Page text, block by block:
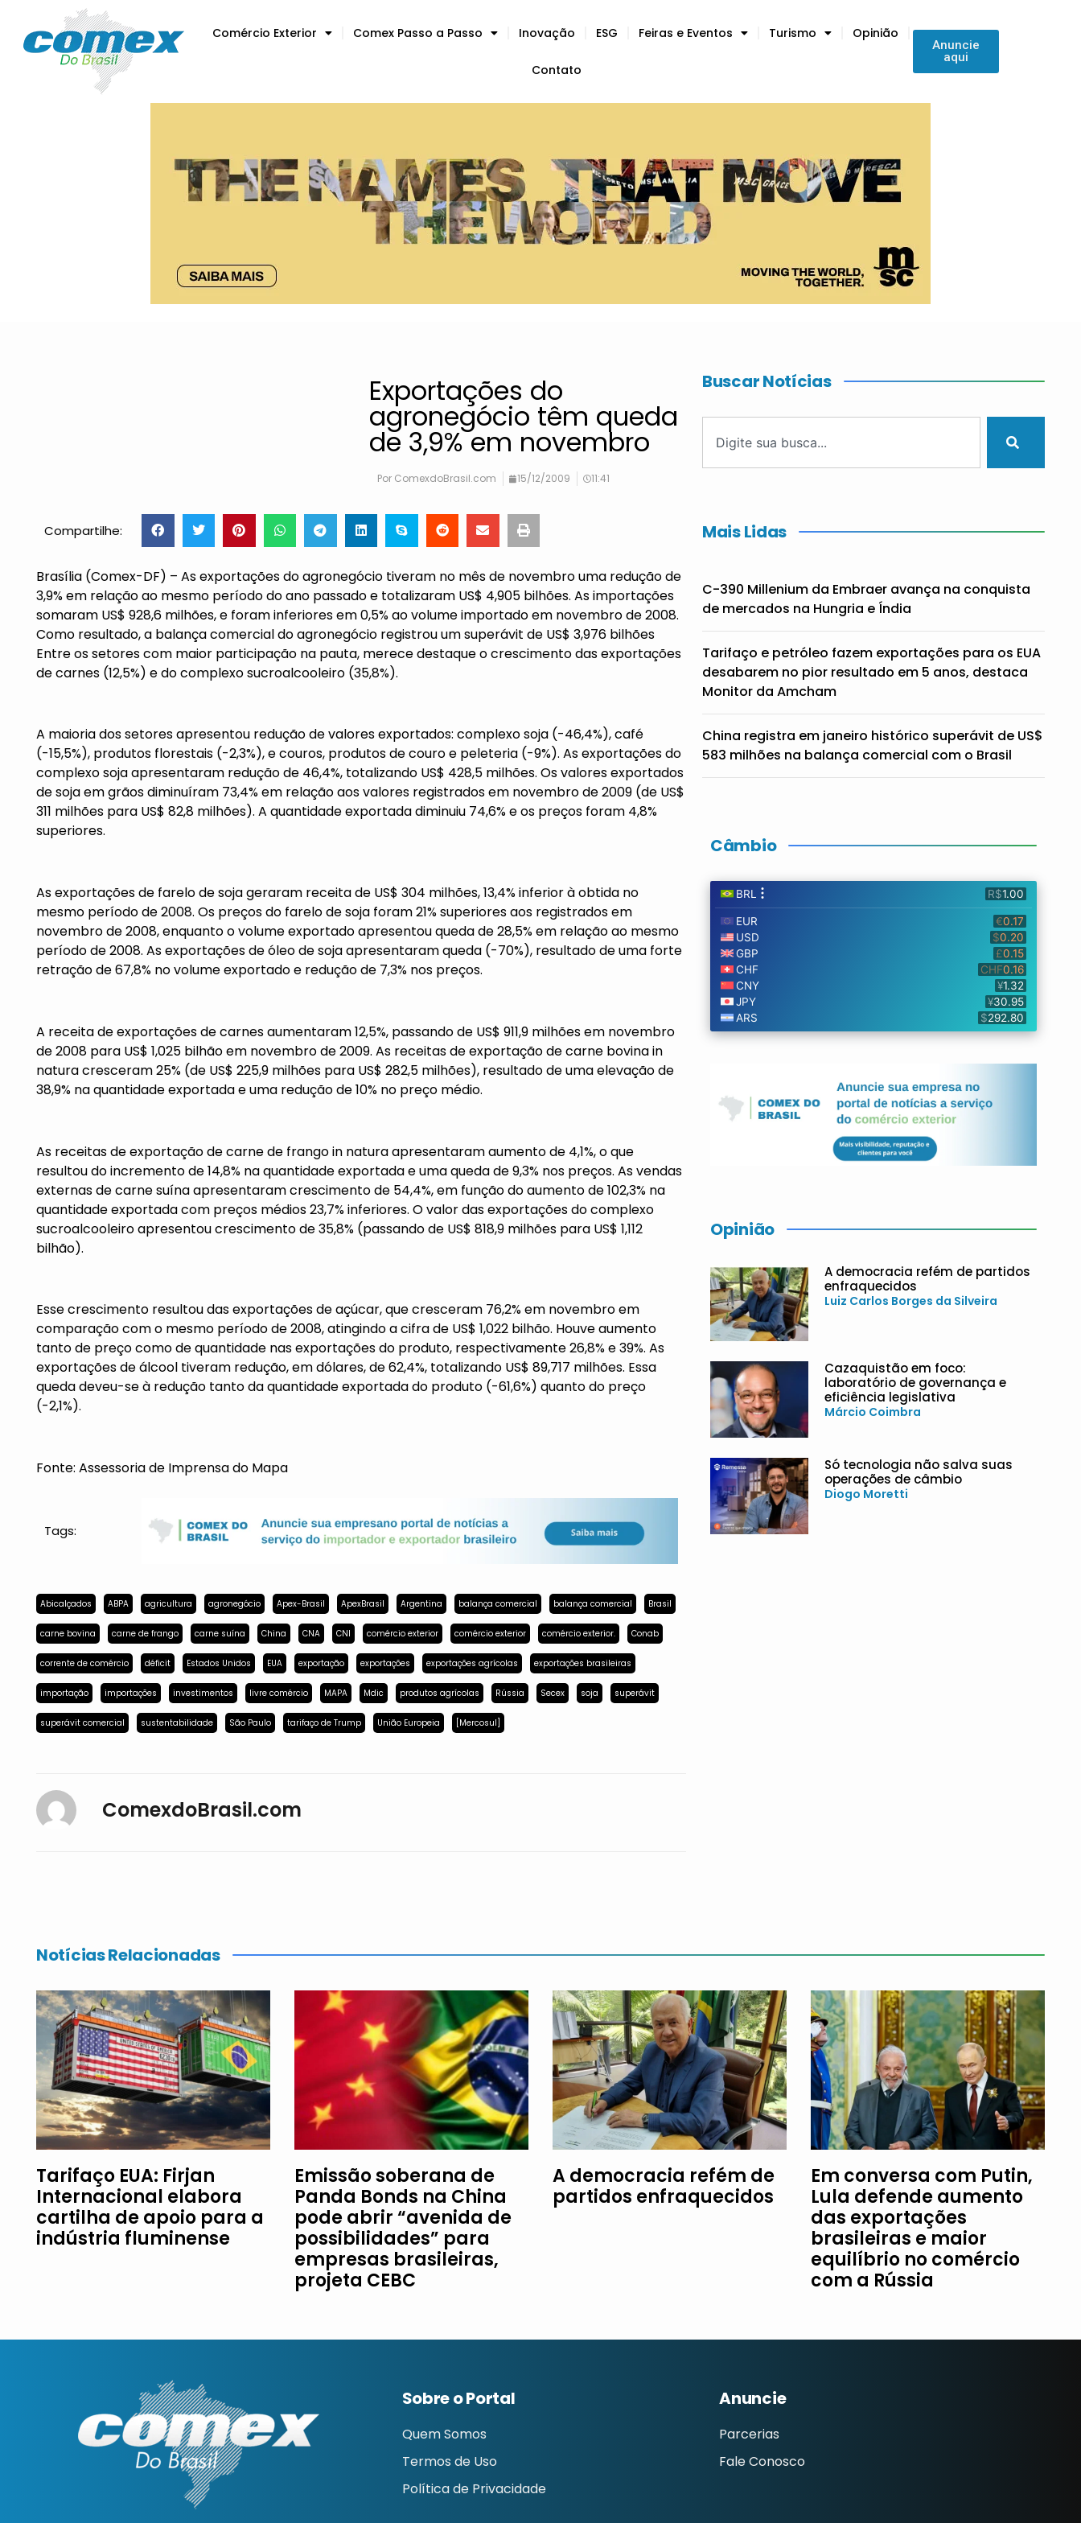
Comércio Exterior Comex Passo a Passo Inovação ESG Feiras e Eventos Turismo Opinião
Contato
Anuncie
aqui
Exportações do
agronegócio têm queda
de 3,9% em novembro
Por ComexdoBrasil.com 15/12/2009 11:41
Compartilhe:
Brasília (Comex-DF) – As exportações do agronegócio tiveram no mês de novembro uma redução de
3,9% em relação ao mesmo período do ano passado e totalizaram US$ 4,905 bilhões. As importações
somaram US$ 928,6 milhões, e foram inferiores em 0,5% ao volume importado em novembro de 2008.
Como resultado, a balança comercial do agronegócio registrou um superávit de US$ 3,976 bilhões
Entre os setores com maior participação na pauta, merece destaque o crescimento das exportações
de carnes (12,5%) e do complexo sucroalcooleiro (35,8%).
A maioria dos setores apresentou redução de valores exportados: complexo soja (-46,4%), café
(-15,5%), produtos florestais (-2,3%), e couros, produtos de couro e peleteria (-9%). As exportações do
complexo soja apresentaram redução de 46,4%, totalizando US$ 428,5 milhões. Os valores exportados
de soja em grãos diminuíram 73,4% em relação aos valores registrados em novembro de 2009 (de US$
311 milhões para US$ 82,8 milhões). A quantidade exportada diminuiu 74,6% e os preços foram 4,8%
superiores.
As exportações de farelo de soja geraram receita de US$ 304 milhões, 13,4% inferior à obtida no
mesmo período de 2008. Os preços do farelo de soja foram 21% superiores aos registrados em
novembro de 2008, enquanto o volume exportado apresentou queda de 28,5% em relação ao mesmo
período de 2008. As exportações de óleo de soja apresentaram queda (-70%), resultado de uma forte
retração de 67,8% no volume exportado e redução de 7,3% nos preços.
A receita de exportações de carnes aumentaram 12,5%, passando de US$ 911,9 milhões em novembro
de 2008 para US$ 1,025 bilhão em novembro de 2009. As receitas de exportação de carne bovina in
natura cresceram 25% (de US$ 225,9 milhões para US$ 282,5 milhões), resultado de uma elevação de
38,9% na quantidade exportada e uma redução de 10% no preço médio.
As receitas de exportação de carne de frango in natura apresentaram aumento de 4,1%, o que
resultou do incremento de 14,8% na quantidade exportada e uma queda de 9,3% nos preços. As vendas
externas de carne suína apresentaram crescimento de 54,4%, em função do aumento de 102,3% na
quantidade exportada com preços médios 23,7% inferiores. O valor das exportações do complexo
sucroalcooleiro apresentou crescimento de 35,8% (passando de US$ 818,9 milhões para US$ 1,112
bilhão).
Esse crescimento resultou das exportações de açúcar, que cresceram 76,2% em novembro em
comparação com o mesmo período de 2008, atingindo a cifra de US$ 1,022 bilhão. Houve aumento
tanto de preço como de quantidade nas exportações do produto, respectivamente 26,8% e 39%. As
exportações de álcool tiveram redução, em dólares, de 62,4%, totalizando US$ 89,717 milhões. Essa
queda deveu-se à redução tanto da quantidade exportada do produto (-61,6%) quanto do preço
(-2,1%).
Fonte: Assessoria de Imprensa do Mapa
Tags:
Abicalçados ABPA agricultura agronegócio Apex-Brasil ApexBrasil Argentina balança comercial balança comercial Brasil
carne bovina carne de frango carne suína China CNA CNI comércio exterior comércio exterior comércio exterior. Conab
corrente de comércio déficit Estados Unidos EUA exportação exportações exportações agrícolas exportações brasileiras
importação importações investimentos livre comércio MAPA Mdic produtos agrícolas Rússia Secex soja superávit
superávit comercial sustentabilidade São Paulo tarifaço de Trump União Europeia [Mercosul]
ComexdoBrasil.com
Buscar Notícias
Mais Lidas
C-390 Millenium da Embraer avança na conquista
de mercados na Hungria e Índia
Tarifaço e petróleo fazem exportações para os EUA
desabarem no pior resultado em 5 anos, destaca
Monitor da Amcham
China registra em janeiro histórico superávit de US$
583 milhões na balança comercial com o Brasil
Câmbio
Opinião
A democracia refém de partidos
enfraquecidos
Luiz Carlos Borges da Silveira
Cazaquistão em foco:
laboratório de governança e
eficiência legislativa
Márcio Coimbra
Só tecnologia não salva suas
operações de câmbio
Diogo Moretti
Notícias Relacionadas
Tarifaço EUA: Firjan
Internacional elabora
cartilha de apoio para a
indústria fluminense
Emissão soberana de
Panda Bonds na China
pode abrir “avenida de
possibilidades” para
empresas brasileiras,
projeta CEBC
A democracia refém de
partidos enfraquecidos
Em conversa com Putin,
Lula defende aumento
das exportações
brasileiras e maior
equilíbrio no comércio
com a Rússia
Sobre o Portal
Quem Somos
Termos de Uso
Política de Privacidade
Anuncie
Parcerias
Fale Conosco